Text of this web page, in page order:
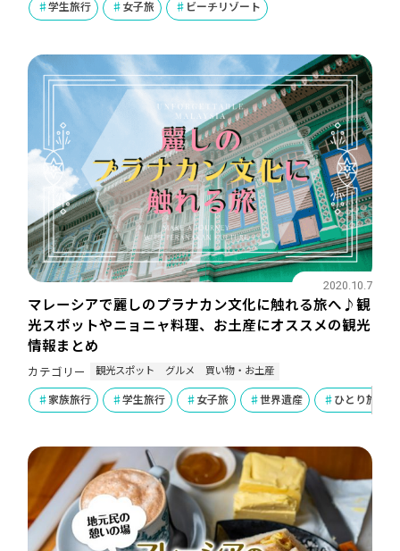
学生旅行 女子旅 ビーチリゾート
マレーシアで麗しのプラナカン文化に触れる旅へ♪観
光スポットやニョニャ料理、お土産にオススメの観光
情報まとめ
2020.10.7
カテゴリー 観光スポット グルメ 買い物・お土産
家族旅行 学生旅行 女子旅 世界遺産 ひとり旅